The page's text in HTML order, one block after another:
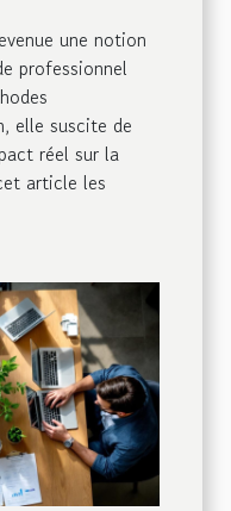
une notion
professionnel
elle suscite de
réel sur la
article les